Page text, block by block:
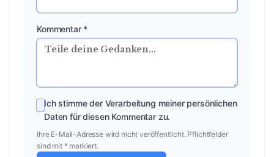
Kommentar *
Ich stimme der Verarbeitung meiner persönlichen
Daten für diesen Kommentar zu.
Ihre E-Mail-Adresse wird nicht veröffentlicht. Pflichtfelder
sind mit * markiert.